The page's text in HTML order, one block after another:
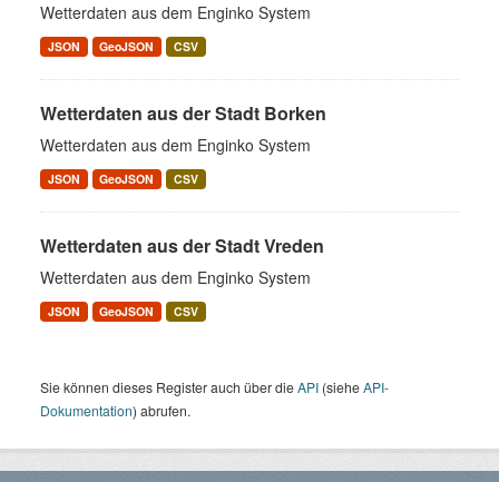
Wetterdaten aus dem Enginko System
JSON GeoJSON CSV
Wetterdaten aus der Stadt Borken
Wetterdaten aus dem Enginko System
JSON GeoJSON CSV
Wetterdaten aus der Stadt Vreden
Wetterdaten aus dem Enginko System
JSON GeoJSON CSV
Sie können dieses Register auch über dieAPI (sieheAPI-
Dokumentation) abrufen.